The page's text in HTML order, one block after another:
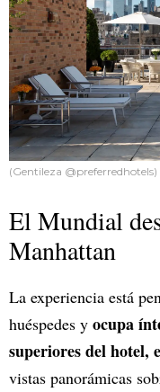
(Gentileza @preferredhotels)
El Mundial
Manhattan
La experiencia está
huéspedes y ocupa
superiores del hotel,
vistas panorámicas